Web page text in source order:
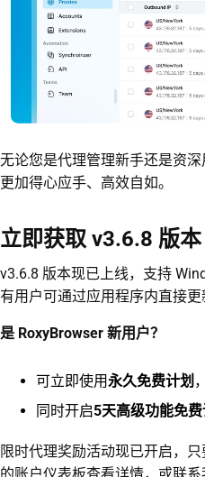
无论您是代理管理新手还是资
更加得心应手、高效自如。
立即获取 v3.6.8 版本
v3.6.8 版本现已上线，支持
有用户可通过应用程序内直接更
是 RoxyBrowser 新用户？
可立即使用永久免费计划
同时开启5天高级功能免费
限时代理奖励活动现已开启，
的账户仪表板查看详情，或联